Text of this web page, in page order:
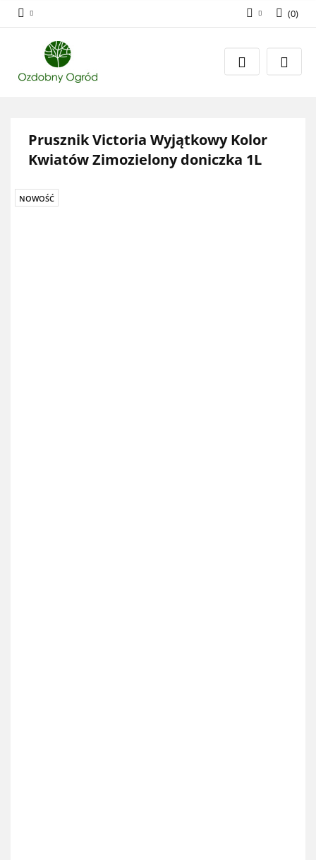
Zaloguj się
Zarejestruj się
(0)
Prusznik Victoria Wyjątkowy Kolor
Kwiatów Zimozielony doniczka 1L
NOWOŚĆ